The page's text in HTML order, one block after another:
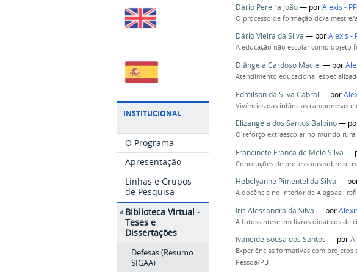
INSTITUCIONAL
O Programa
Apresentação
Linhas e Grupos
de Pesquisa
Biblioteca Virtual -
Teses e
Dissertações
Defesas (Resumo
SIGAA)
Dário Pereira João— porAlexis -
O processo de formação do/a
Dário Vieira da Silva — porAlexis -
A educação não escolar como objeto
Diângela Cardoso Maciel — por
Atendimento educacional
Edmilson da Silva Cabral — por
Vivências das infâncias camponesas
Elizangela dos Santos Balbino—
O reforço extraescolar no mundo
Francinete Franca de Melo Silva —
Concepções de professoras sobre o
Hebelyanne Pimentel da Silva —
A docência no interior de Alagoas :
Iris Alessandra da Silva — por
A fotossíntese em livros didáticos de
Ivaneide Sousa dos Santos — por
Experiências formativas com projetos
Pessoa/PB